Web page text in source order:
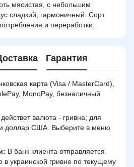
мясистая, с небольшим
сладкий, гармоничный. Сорт
и переработки.
Гарантия
карта (Visa / MasterCard),
MonoPay, безналичный
валюта - гривна; для
доллар США. Выберите в меню
В банк клиента отправляется
в украинской гривне по текущему